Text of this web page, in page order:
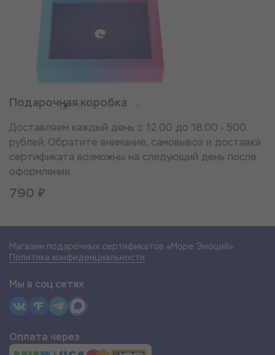
Подарочная коробка
Доставляем каждый день с 12.00 до 18.00 - 500
рублей. Обратите внимание, самовывоз и доставка
сертификата возможны на следующий день после
оформления.
790 ₽
Магазин подарочных сертификатов «Море Эмоций»
Политика конфиденциальности
Мы в соц сетях
Оплата через